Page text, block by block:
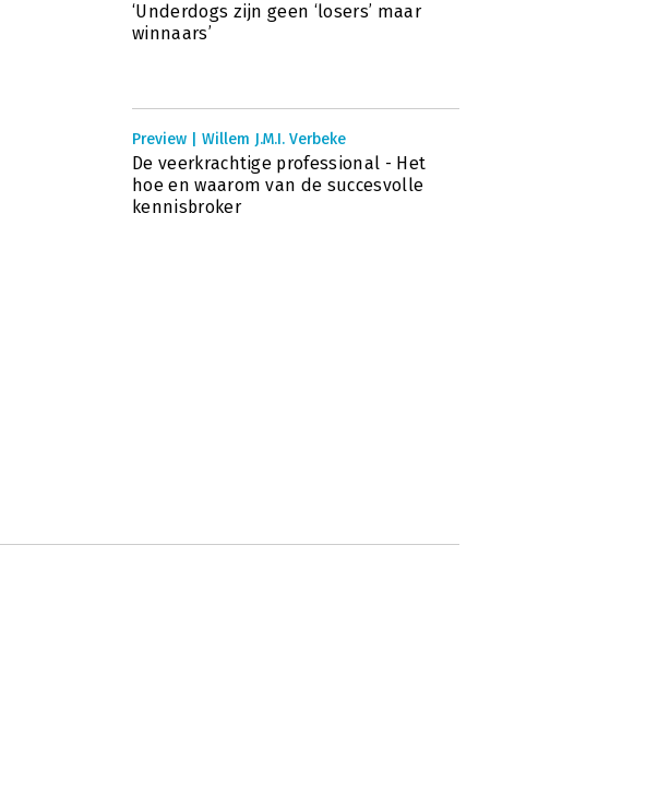
‘Underdogs zijn geen ‘losers’ maar
winnaars’
Preview | Willem J.M.I. Verbeke
De veerkrachtige professional - Het
hoe en waarom van de succesvolle
kennisbroker